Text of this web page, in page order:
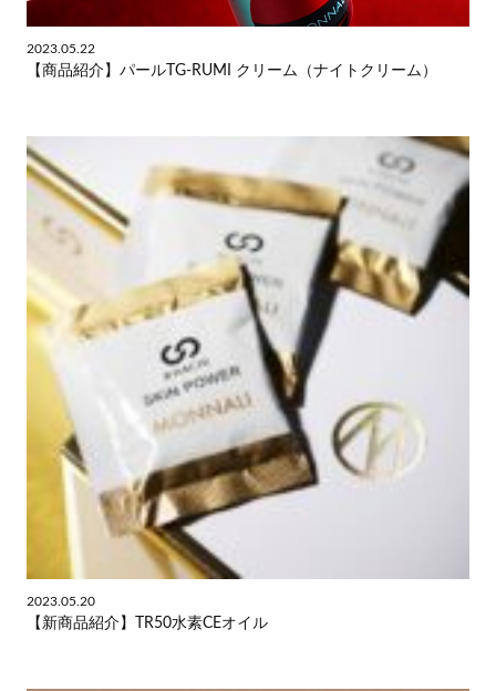
2023.05.22
【商品紹介】パールTG-RUMI クリーム（ナイトクリーム）
2023.05.20
【新商品紹介】TR50水素CEオイル